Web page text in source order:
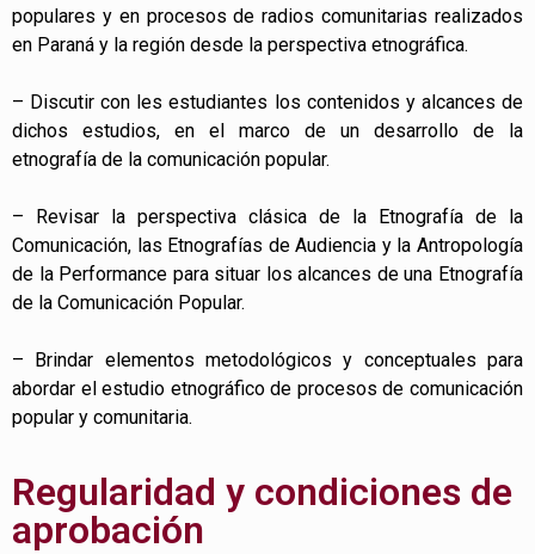
populares y en procesos de radios comunitarias realizados
en Paraná y la región desde la perspectiva etnográfica.
– Discutir con les estudiantes los contenidos y alcances de
dichos estudios, en el marco de un desarrollo de la
etnografía de la comunicación popular.
– Revisar la perspectiva clásica de la Etnografía de la
Comunicación, las Etnografías de Audiencia y la Antropología
de la Performance para situar los alcances de una Etnografía
de la Comunicación Popular.
– Brindar elementos metodológicos y conceptuales para
abordar el estudio etnográfico de procesos de comunicación
popular y comunitaria.
Regularidad y condiciones de
aprobación